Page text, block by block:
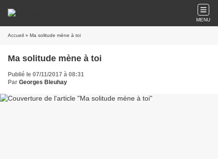
MENU
Accueil » Ma solitude mène à toi
Ma solitude mène à toi
Publié le 07/11/2017 à 08:31
Par Georges Bleuhay